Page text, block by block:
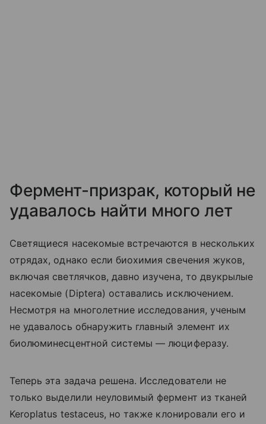
Фермент-призрак, который не
удавалось найти много лет
Светящиеся насекомые встречаются в нескольких
отрядах, однако если биохимия свечения жуков,
включая светлячков, давно изучена, то двукрылые
насекомые (Diptera) оставались исключением.
Несмотря на многолетние исследования, ученым
не удавалось обнаружить главный элемент их
биолюминесцентной системы — люциферазу.
Теперь эта задача решена. Исследователи не
только выделили неуловимый фермент из тканей
Keroplatus testaceus, но также клонировали его и